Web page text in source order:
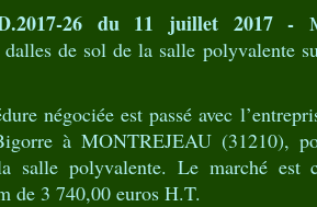
26 du 11 juillet 2017 -
dalles de sol de la salle polyvalente
négociée est passé avec
à MONTREJEAU (31210),
salle polyvalente. Le marché est
de 3 740,00 euros H.T.